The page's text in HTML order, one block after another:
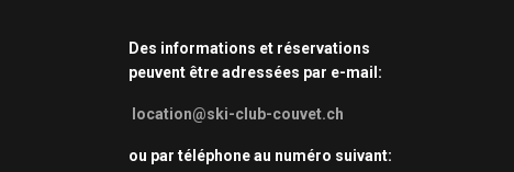
Des informations et réservations
peuvent être adressées par e-mail:
location@ski-club-couvet.ch
ou par téléphone au numéro suivant: